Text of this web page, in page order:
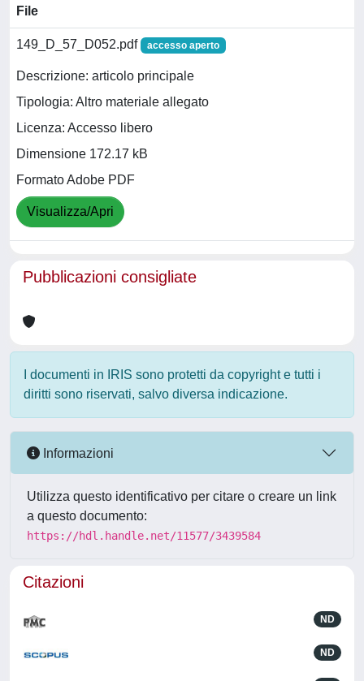
File
149_D_57_D052.pdf accesso aperto
Descrizione: articolo principale
Tipologia: Altro materiale allegato
Licenza: Accesso libero
Dimensione 172.17 kB
Formato Adobe PDF
Visualizza/Apri
Pubblicazioni consigliate
I documenti in IRIS sono protetti da copyright e tutti i
diritti sono riservati, salvo diversa indicazione.
Informazioni
Utilizza questo identificativo per citare o creare un link
a questo documento:
https://hdl.handle.net/11577/3439584
Citazioni
ND
ND